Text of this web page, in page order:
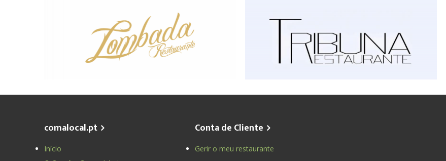
comalocal.pt
Início
Conta de Cliente
Gerir o meu restaurante